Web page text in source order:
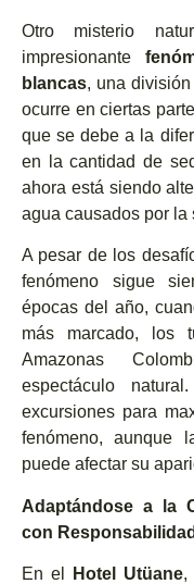
Otro misterio
impresionante
blancas, una
ocurre en ciertas
que se debe a la
en la cantidad de
ahora está siendo
agua causados por la
A pesar de los
fenómeno sigue
épocas del año,
más marcado, los
Amazonas
espectáculo
excursiones para
fenómeno, aunque
puede afectar su
Adaptándose a la
con Responsabilidad
En el Hotel Utüane,